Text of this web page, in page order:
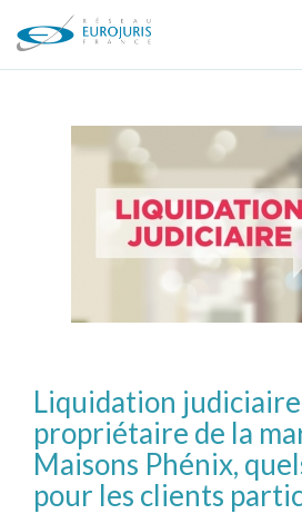
Liquidation
propriétaire de la
Maisons Phénix,
pour les clients